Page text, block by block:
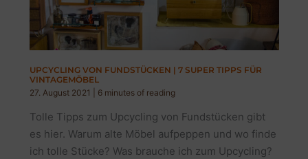
UPCYCLING VON FUNDSTÜCKEN | 7 SUPER TIPPS FÜR
VINTAGEMÖBEL
27. August 2021
6 minutes of reading
Tolle Tipps zum Upcycling von Fundstücken gibt
es hier. Warum alte Möbel aufpeppen und wo finde
ich tolle Stücke? Was brauche ich zum Upcycling?